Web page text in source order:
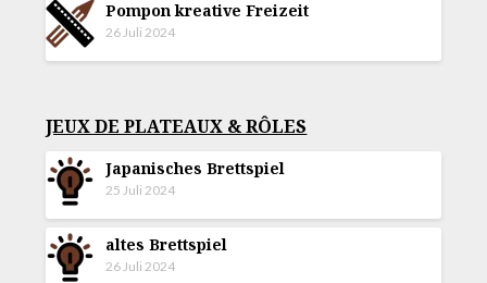
Pompon kreative Freizeit
26 Juli 2024
JEUX DE PLATEAUX & RÔLES
Japanisches Brettspiel
25 Juli 2024
altes Brettspiel
26 Juli 2024